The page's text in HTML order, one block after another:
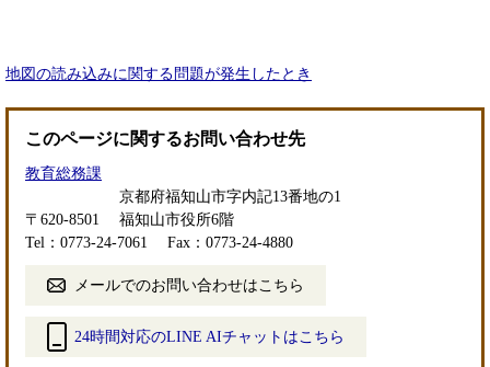
地図の読み込みに関する問題が発生したとき
このページに関するお問い合わせ先
教育総務課
〒620-8501
京都府福知山市字内記13番地の1
福知山市役所6階
Tel：0773-24-7061
Fax：0773-24-4880
メールでのお問い合わせはこちら
24時間対応のLINE AIチャットはこちら